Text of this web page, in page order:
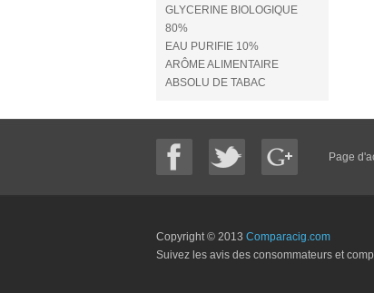
GLYCERINE BIOLOGIQUE
80%
EAU PURIFIE 10%
ARÔME ALIMENTAIRE
ABSOLU DE TABAC
Page
Copyright © 2013 Comparacig.com
Suivez les avis des consommateurs et